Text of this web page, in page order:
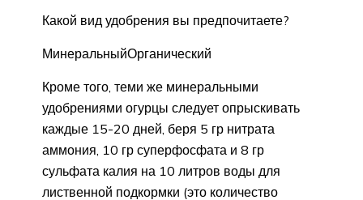
Какой вид удобрения вы предпочитаете?
МинеральныйОрганический
Кроме того, теми же минеральными
удобрениями огурцы следует опрыскивать
каждые 15-20 дней, беря 5 гр нитрата
аммония, 10 гр суперфосфата и 8 гр
сульфата калия на 10 литров воды для
лиственной подкормки (это количество